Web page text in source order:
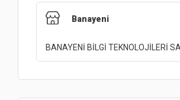
Banayeni
BANAYENİ BİLGİ TEKNOLOJİLERİ